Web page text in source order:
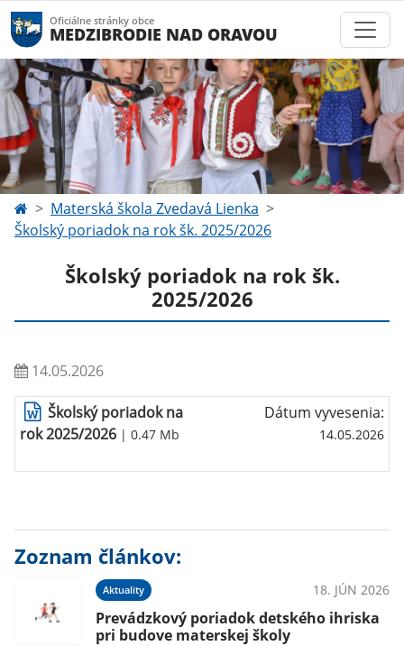
Oficiálne stránky obce
MEDZIBRODIE NAD ORAVOU
Materská škola Zvedavá Lienka
Školský poriadok na rok šk. 2025/2026
Školský poriadok na rok šk.
2025/2026
14.05.2026
Školský poriadok na
rok 2025/2026 | 0.47 Mb
Dátum vyvesenia:
14.05.2026
Zoznam článkov:
Aktuality 18. JÚN 2026
Prevádzkový poriadok detského ihriska
pri budove materskej školy